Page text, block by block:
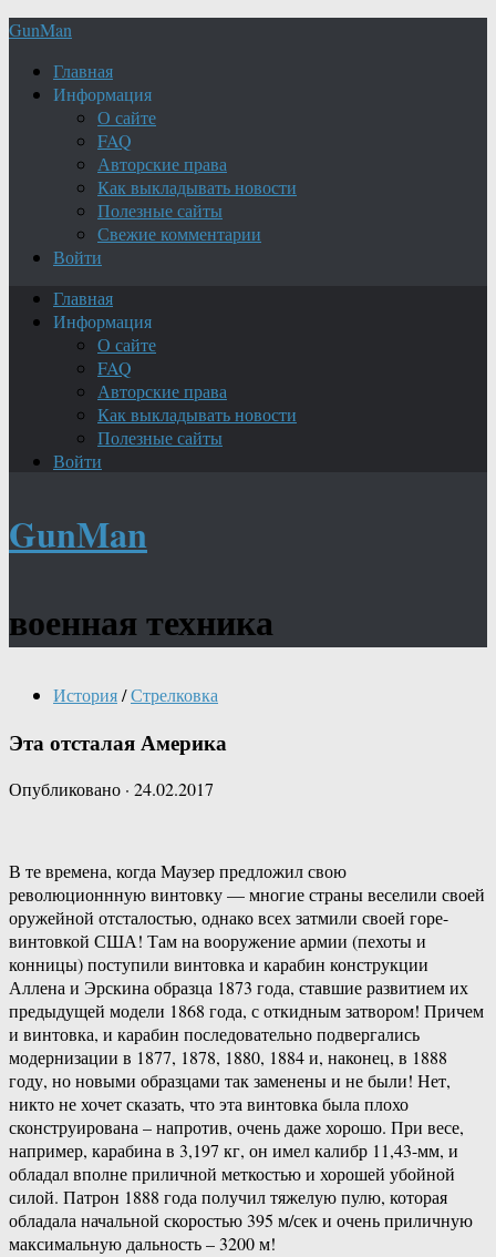
GunMan
Главная
Информация
О сайте
FAQ
Авторские права
Как выкладывать новости
Полезные сайты
Свежие комментарии
Войти
Главная
Информация
О сайте
FAQ
Авторские права
Как выкладывать новости
Полезные сайты
Войти
GunMan
военная техника
История/Стрелковка
Эта отсталая Америка
Опубликовано · 24.02.2017
В те времена, когда Маузер предложил свою
революционнную винтовку — многие страны веселили своей
оружейной отсталостью, однако всех затмили своей горе-
винтовкой США! Там на вооружение армии (пехоты и
конницы) поступили винтовка и карабин конструкции
Аллена и Эрскина образца 1873 года, ставшие развитием их
предыдущей модели 1868 года, с откидным затвором! Причем
и винтовка, и карабин последовательно подвергались
модернизации в 1877, 1878, 1880, 1884 и, наконец, в 1888
году, но новыми образцами так заменены и не были! Нет,
никто не хочет сказать, что эта винтовка была плохо
сконструирована – напротив, очень даже хорошо. При весе,
например, карабина в 3,197 кг, он имел калибр 11,43-мм, и
обладал вполне приличной меткостью и хорошей убойной
силой. Патрон 1888 года получил тяжелую пулю, которая
обладала начальной скоростью 395 м/сек и очень приличную
максимальную дальность – 3200 м!